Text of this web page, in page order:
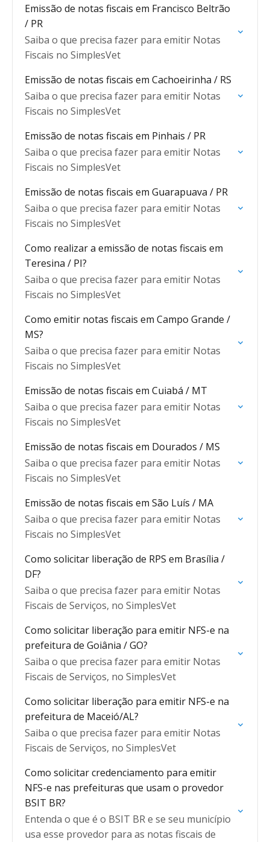
Emissão de notas fiscais em Francisco Beltrão
/ PR
Saiba o que precisa fazer para emitir Notas
Fiscais no SimplesVet
Emissão de notas fiscais em Cachoeirinha / RS
Saiba o que precisa fazer para emitir Notas
Fiscais no SimplesVet
Emissão de notas fiscais em Pinhais / PR
Saiba o que precisa fazer para emitir Notas
Fiscais no SimplesVet
Emissão de notas fiscais em Guarapuava / PR
Saiba o que precisa fazer para emitir Notas
Fiscais no SimplesVet
Como realizar a emissão de notas fiscais em
Teresina / PI?
Saiba o que precisa fazer para emitir Notas
Fiscais no SimplesVet
Como emitir notas fiscais em Campo Grande /
MS?
Saiba o que precisa fazer para emitir Notas
Fiscais no SimplesVet
Emissão de notas fiscais em Cuiabá / MT
Saiba o que precisa fazer para emitir Notas
Fiscais no SimplesVet
Emissão de notas fiscais em Dourados / MS
Saiba o que precisa fazer para emitir Notas
Fiscais no SimplesVet
Emissão de notas fiscais em São Luís / MA
Saiba o que precisa fazer para emitir Notas
Fiscais no SimplesVet
Como solicitar liberação de RPS em Brasília /
DF?
Saiba o que precisa fazer para emitir Notas
Fiscais de Serviços, no SimplesVet
Como solicitar liberação para emitir NFS-e na
prefeitura de Goiânia / GO?
Saiba o que precisa fazer para emitir Notas
Fiscais de Serviços, no SimplesVet
Como solicitar liberação para emitir NFS-e na
prefeitura de Maceió/AL?
Saiba o que precisa fazer para emitir Notas
Fiscais de Serviços, no SimplesVet
Como solicitar credenciamento para emitir
NFS-e nas prefeituras que usam o provedor
BSIT BR?
Entenda o que é o BSIT BR e se seu município
usa esse provedor para as notas fiscais de